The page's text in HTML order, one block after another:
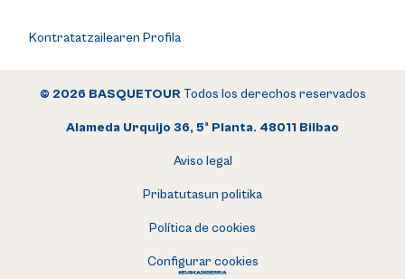
Kontratatzailearen Profila
© 2026 BASQUETOURTodos los derechos reservados
Alameda Urquijo 36, 5ª Planta. 48011 Bilbao
Aviso legal
Pribatutasun politika
Política de cookies
Configurar cookies